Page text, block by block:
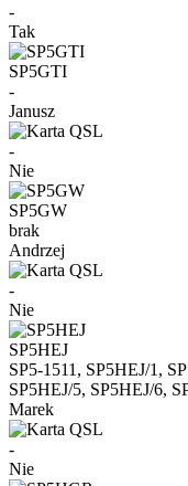
-
Tak
SP5GTI
-
Janusz
-
Nie
SP5GW
brak
Andrzej
-
Nie
SP5HEJ
SP5-1511, SP5HEJ/1,
SP5HEJ/5, SP5HEJ/6,
Marek
-
Nie